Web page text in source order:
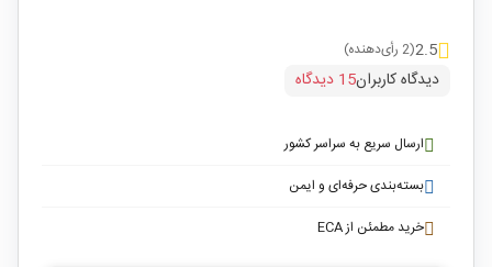
2.5(2 رأی‌دهنده)
دیدگاه کاربران15 دیدگاه
ارسال سریع به سراسر کشور
بسته‌بندی حرفه‌ای و ایمن
خرید مطمئن از ECA